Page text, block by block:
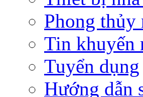
Phong thủy
Tin khuyến
Tuyển dụng
Hướng dẫn